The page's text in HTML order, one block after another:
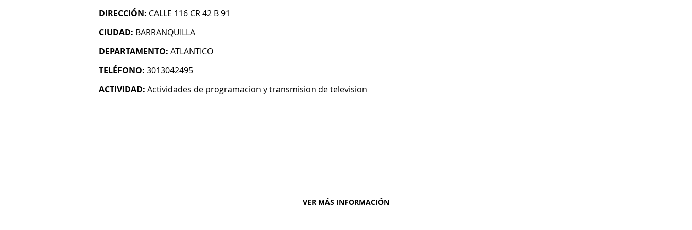
DIRECCIÓN: CALLE 116 CR 42 B 91
CIUDAD: BARRANQUILLA
DEPARTAMENTO: ATLANTICO
TELÉFONO: 3013042495
ACTIVIDAD: Actividades de programacion y transmision de television
VER MÁS INFORMACIÓN